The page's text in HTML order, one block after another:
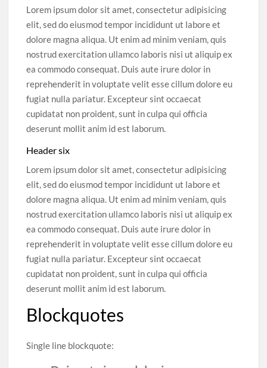
Lorem ipsum dolor sit amet, consectetur adipisicing
elit, sed do eiusmod tempor incididunt ut labore et
dolore magna aliqua. Ut enim ad minim veniam, quis
nostrud exercitation ullamco laboris nisi ut aliquip ex
ea commodo consequat. Duis aute irure dolor in
reprehenderit in voluptate velit esse cillum dolore eu
fugiat nulla pariatur. Excepteur sint occaecat
cupidatat non proident, sunt in culpa qui officia
deserunt mollit anim id est laborum.
Header six
Lorem ipsum dolor sit amet, consectetur adipisicing
elit, sed do eiusmod tempor incididunt ut labore et
dolore magna aliqua. Ut enim ad minim veniam, quis
nostrud exercitation ullamco laboris nisi ut aliquip ex
ea commodo consequat. Duis aute irure dolor in
reprehenderit in voluptate velit esse cillum dolore eu
fugiat nulla pariatur. Excepteur sint occaecat
cupidatat non proident, sunt in culpa qui officia
deserunt mollit anim id est laborum.
Blockquotes
Single line blockquote: